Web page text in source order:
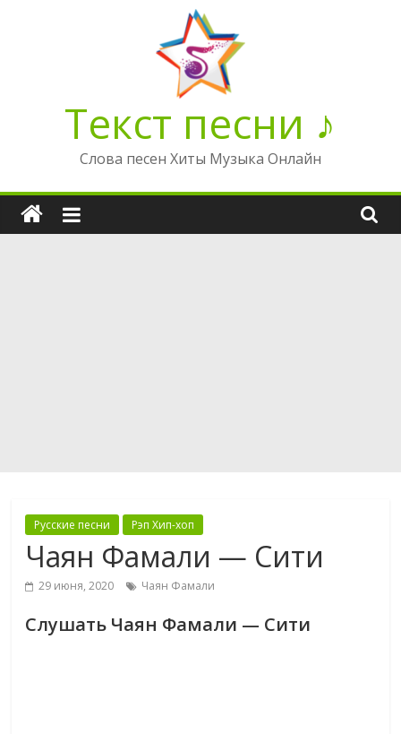
Текст песни ♪
Слова песен Хиты Музыка Онлайн
Русские песни Рэп Хип-хоп
Чаян Фамали — Сити
29 июня, 2020 Чаян Фамали
Слушать Чаян Фамали — Сити